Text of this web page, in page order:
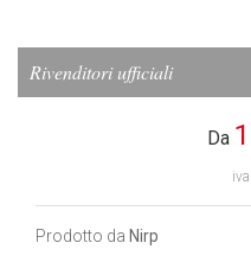
Rivenditori ufficiali
Da
Prodotto da Nirp